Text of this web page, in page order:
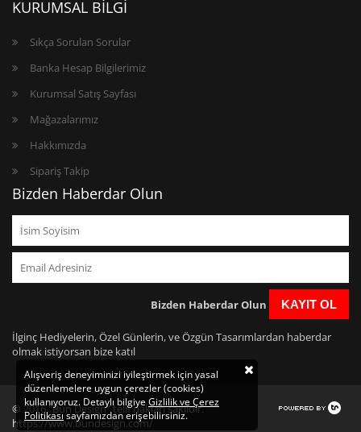
KURUMSAL BİLGİ
Sıkça Sorulan Sorular
Banka Hesap Bilgilerimiz
Kurumsal Satış Sayfası
Mağazalarımız
Hakkımızda
Sipariş Takip
Bizden Haberdar Olun
Bizden Haberdar Olun KAYIT OL
İlginç Hediyelerin, Özel Günlerin, ve Özgün Tasarımlardan haberdar
olmak istiyorsan bize katıl
© 2016 "Bun Design" telif hakları saklıdır.
https://www.bundesign.com/
Alışveriş deneyiminizi iyileştirmek için yasal
düzenlemelere uygun çerezler (cookies)
kullanıyoruz. Detaylı bilgiyeGizlilik ve Çerez
Politikasısayfamızdan erişebilirsiniz.